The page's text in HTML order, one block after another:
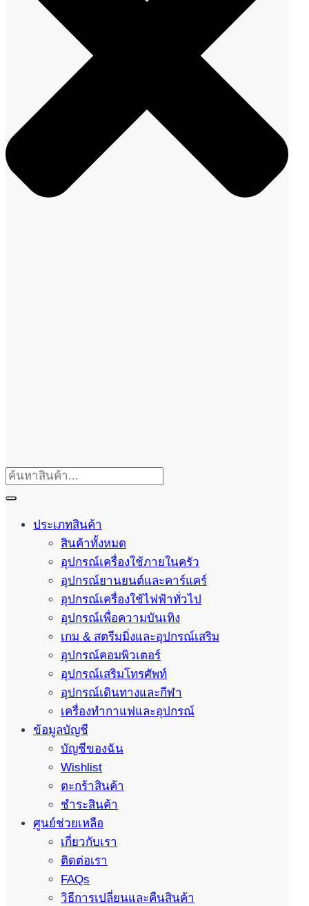
ประเภทสินค้า
สินค้าทั้งหมด
อุปกรณ์เครื่องใช้ภายในครัว
อุปกรณ์ยานยนต์และคาร์แคร์
อุปกรณ์เครื่องใช้ไฟฟ้าทั่วไป
อุปกรณ์เพื่อความบันเทิง
เกม & สตรีมมิ่งและอุปกรณ์เสริม
อุปกรณ์คอมพิวเตอร์
อุปกรณ์เสริมโทรศัพท์
อุปกรณ์เดินทางและกีฬา
เครื่องทำกาแฟและอุปกรณ์
ข้อมูลบัญชี
บัญชีของฉัน
Wishlist
ตะกร้าสินค้า
ชำระสินค้า
ศูนย์ช่วยเหลือ
เกี่ยวกับเรา
ติดต่อเรา
FAQs
วิธีการเปลี่ยนและคืนสินค้า